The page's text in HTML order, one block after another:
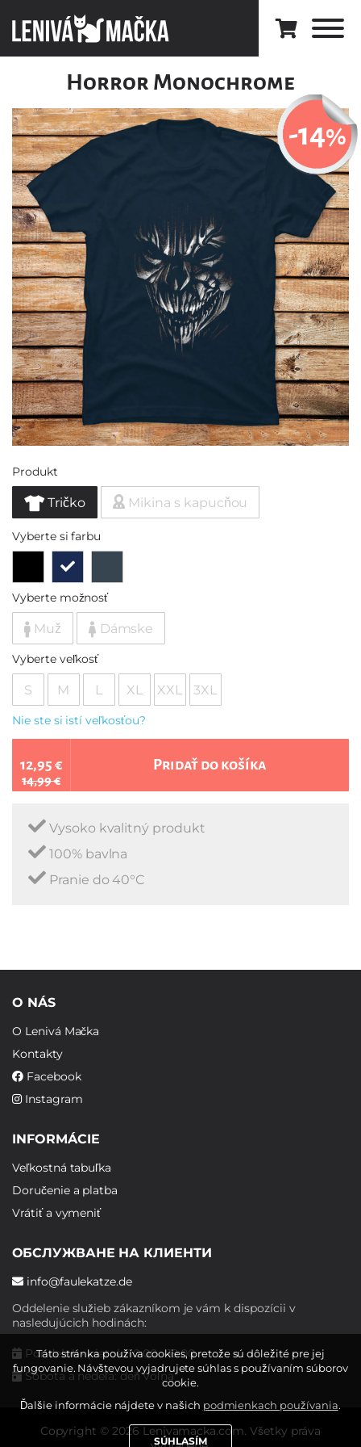
Horror Monochrome
-14%
Produkt
Tričko Mikina s kapucňou
Vyberte si farbu
Vyberte možnosť
Muž Dámske
Vyberte veľkosť
S M L XL XXL 3XL
Nie ste si istí veľkosťou?
12,95 €
14,99 €
Pridať do košíka
Vysoko kvalitný produkt
100% bavlna
Pranie do 40°C
O NÁS
O Lenivá Mačka
Kontakty
Facebook
Instagram
INFORMÁCIE
Veľkostná tabuľka
Doručenie a platba
Vrátiť a vymeniť
ОБСЛУЖВАНЕ НА КЛИЕНТИ
info@faulekatze.de
Oddelenie služieb zákazníkom je vám k dispozícii v
nasledujúcich hodinách:
Pondelok - piatok: 10:00 - 19:00
Sobota a nedeľa: deň voľna
Copyright © 2026 Lenivamacka.com. Všetky práva
Táto stránka používa cookies, pretože sú dôležité pre jej
fungovanie. Návštevou vyjadrujete súhlas s používaním súborov
cookie.
Ďalšie informácie nájdete v našich podmienkach používania.
SÚHLASÍM